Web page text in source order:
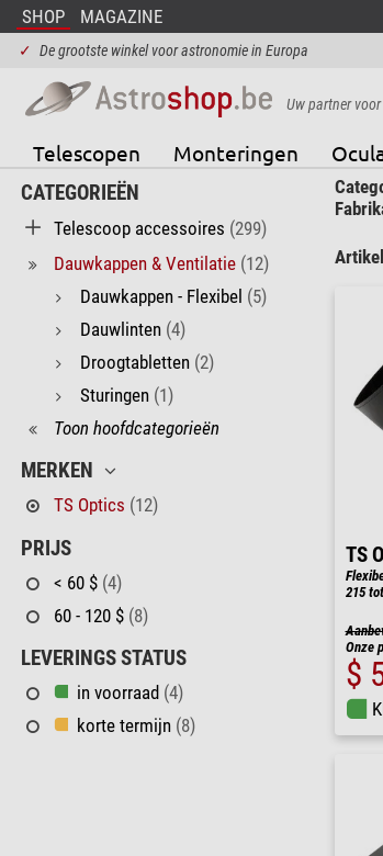
SHOP MAGAZINE
✓ De grootste winkel voor astronomie in Europa
Uw partner
Telescopen Monteringen
CATEGORIEËN
Telescoop accessoires (299)
Dauwkappen & Ventilatie (12)
Dauwkappen - Flexibel (5)
Dauwlinten (4)
Droogtabletten (2)
Sturingen (1)
Toon hoofdcategorieën
MERKEN
TS Optics (12)
PRIJS
< 60 $ (4)
60 - 120 $ (8)
LEVERINGS STATUS
in voorraad (4)
korte termijn (8)
TS
215
Onze
$